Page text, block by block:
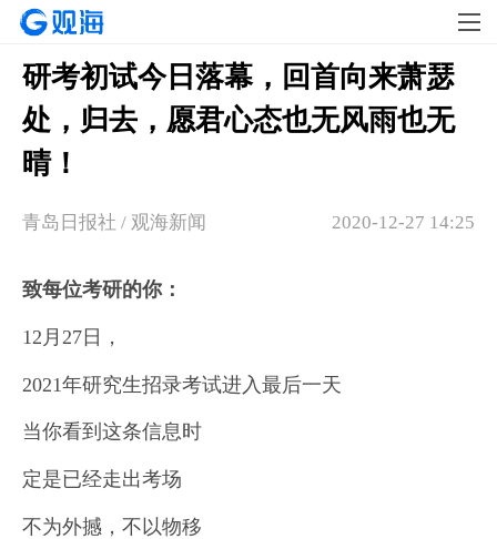
研考初试今日落幕，回首向来萧瑟
处，归去，愿君心态也无风雨也无
晴！
2020-12-27 14:25
青岛日报社 / 观海新闻
致每位考研的你：
12月27日，
2021年研究生招录考试进入最后一天
当你看到这条信息时
定是已经走出考场
不为外撼，不以物移